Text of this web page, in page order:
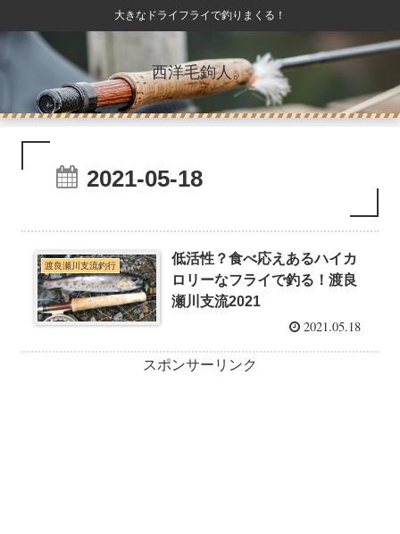
大きなドライフライで釣りまくる！
西洋毛鉤人。
2021-05-18
渡良瀬川支流釣行
低活性？食べ応えあるハイカ
ロリーなフライで釣る！渡良
瀬川支流2021
2021.05.18
スポンサーリンク